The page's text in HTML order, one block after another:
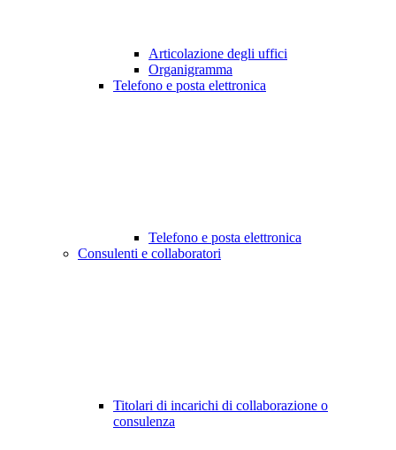
Articolazione degli uffici
Organigramma
Telefono e posta elettronica
Telefono e posta elettronica
Consulenti e collaboratori
Titolari di incarichi di collaborazione o
consulenza